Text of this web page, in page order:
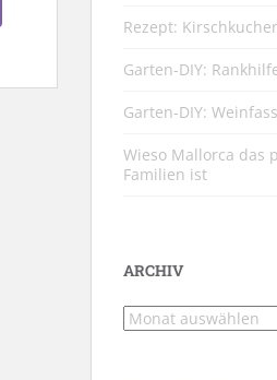
Rezept:
Garten-DIY:
Garten-DIY:
Wieso Mallorca das
Familien ist
ARCHIV
Archiv